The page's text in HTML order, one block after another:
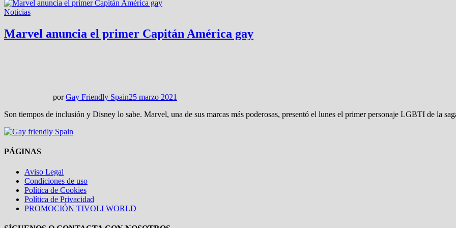
Noticias
Marvel anuncia el primer Capitán América gay
porGay Friendly Spain25 marzo 2021
Son tiempos de inclusión y Disney lo sabe. Marvel, una de sus marcas más poderosas, presentó el lunes el primer personaje LGBTI de la
PÁGINAS
Aviso Legal
Condiciones de uso
Política de Cookies
Política de Privacidad
PROMOCIÓN TIVOLI WORLD